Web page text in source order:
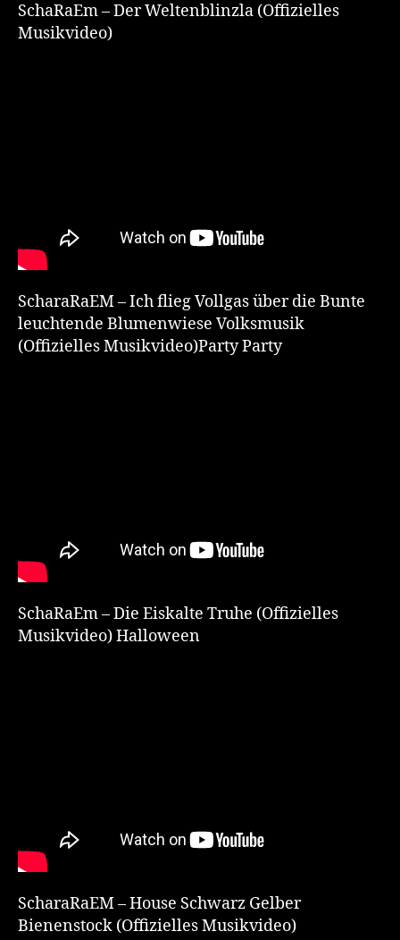
SchaRaEm – Der Weltenblinzla (Offizielles
Musikvideo)
ScharaRaEM – Ich flieg Vollgas über die Bunte
leuchtende Blumenwiese Volksmusik
(Offizielles Musikvideo)Party Party
SchaRaEm – Die Eiskalte Truhe (Offizielles
Musikvideo) Halloween
ScharaRaEM – House Schwarz Gelber
Bienenstock (Offizielles Musikvideo)